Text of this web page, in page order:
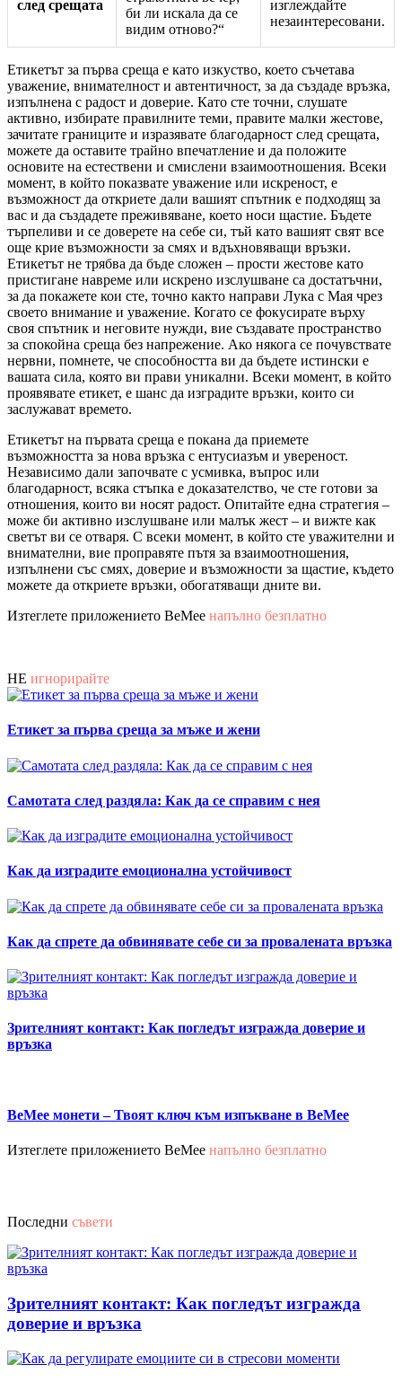
след срещата
би ли искала да се
видим отново?“
изглеждайте
незаинтересовани.
Етикетът за първа среща е като изкуство, което съчетава
уважение, внимателност и автентичност, за да създаде връзка,
изпълнена с радост и доверие. Като сте точни, слушате
активно, избирате правилните теми, правите малки жестове,
зачитате границите и изразявате благодарност след срещата,
можете да оставите трайно впечатление и да положите
основите на естествени и смислени взаимоотношения. Всеки
момент, в който показвате уважение или искреност, е
възможност да откриете дали вашият спътник е подходящ за
вас и да създадете преживяване, което носи щастие. Бъдете
търпеливи и се доверете на себе си, тъй като вашият свят все
още крие възможности за смях и вдъхновяващи връзки.
Етикетът не трябва да бъде сложен – прости жестове като
пристигане навреме или искрено изслушване са достатъчни,
за да покажете кои сте, точно както направи Лука с Мая чрез
своето внимание и уважение. Когато се фокусирате върху
своя спътник и неговите нужди, вие създавате пространство
за спокойна среща без напрежение. Ако някога се почувствате
нервни, помнете, че способността ви да бъдете истински е
вашата сила, която ви прави уникални. Всеки момент, в който
проявявате етикет, е шанс да изградите връзки, които си
заслужават времето.
Етикетът на първата среща е покана да приемете
възможността за нова връзка с ентусиазъм и увереност.
Независимо дали започвате с усмивка, въпрос или
благодарност, всяка стъпка е доказателство, че сте готови за
отношения, които ви носят радост. Опитайте една стратегия –
може би активно изслушване или малък жест – и вижте как
светът ви се отваря. С всеки момент, в който сте уважителни и
внимателни, вие проправяте пътя за взаимоотношения,
изпълнени със смях, доверие и възможности за щастие, където
можете да откриете връзки, обогатяващи дните ви.
Изтеглете приложението BeMee напълно безплатно
НЕ игнорирайте
Етикет за първа среща за мъже и жени
Самотата след раздяла: Как да се справим с нея
Как да изградите емоционална устойчивост
Как да спрете да обвинявате себе си за провалената връзка
Зрителният контакт: Как погледът изгражда доверие и
връзка
BeMee монети – Твоят ключ към изпъкване в BeMee
Изтеглете приложението BeMee напълно безплатно
Последни съвети
Зрителният контакт: Как погледът изгражда
доверие и връзка